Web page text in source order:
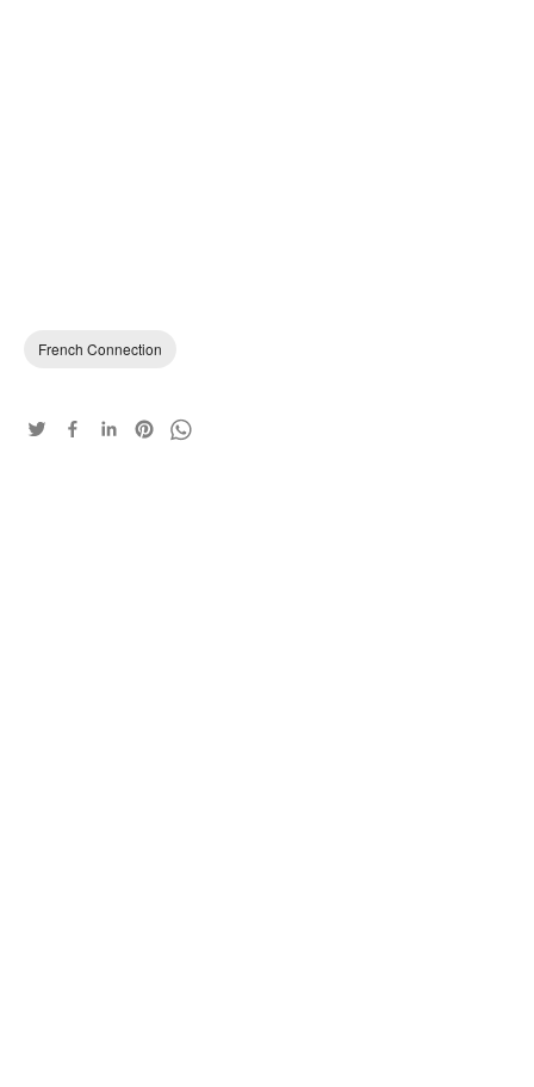
French Connection